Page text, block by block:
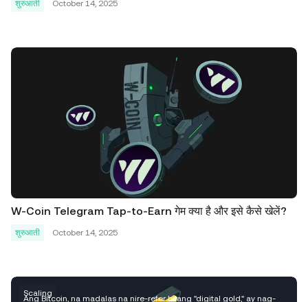
शुरुआती October 14, 2025
W-Coin Telegram Tap-to-Earn गेम क्या है और इसे कैसे खेलें?
शुरुआती October 14, 2025
Scaling
Ang Bitcoin, na madalas na nire-refer bilang "digital gold," ay nag-